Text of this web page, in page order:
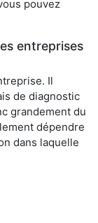
pouvez
entreprises
Il
de diagnostic
grandement du
dépendre
dans laquelle